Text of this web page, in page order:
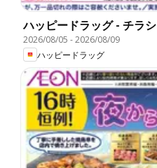
ハッピードラッグ - チラシ
2026/08/05 -2026/08/09
ハッピードラッグ